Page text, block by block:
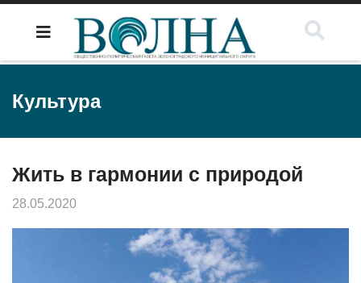
Культура
Жить в гармонии с природой
28.05.2020